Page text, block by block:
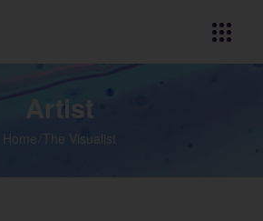
Artist
Home The Visualist